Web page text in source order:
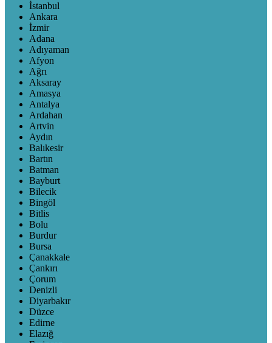
İstanbul
Ankara
İzmir
Adana
Adıyaman
Afyon
Ağrı
Aksaray
Amasya
Antalya
Ardahan
Artvin
Aydın
Balıkesir
Bartın
Batman
Bayburt
Bilecik
Bingöl
Bitlis
Bolu
Burdur
Bursa
Çanakkale
Çankırı
Çorum
Denizli
Diyarbakır
Düzce
Edirne
Elazığ